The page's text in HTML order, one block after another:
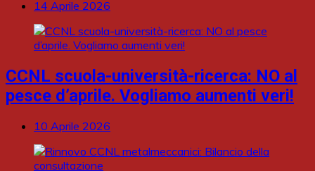
14 Aprile 2026
CCNL scuola-università-ricerca: NO al
pesce d’aprile. Vogliamo aumenti veri!
10 Aprile 2026